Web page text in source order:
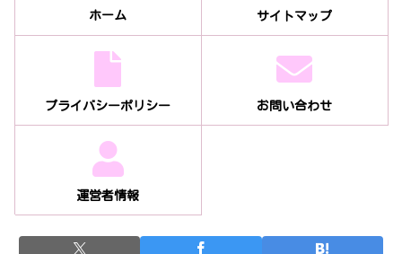
ホーム サイトマップ
プライバシーポリシー お問い合わせ
運営者情報